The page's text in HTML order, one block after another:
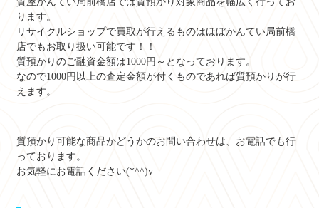
ります。
リサイクルショップで買取が行えるものはほぼかんてい局前橋
店でもお取り扱い可能です！！
質預かりのご融資金額は1000円～となっております。
なので1000円以上の査定金額が付くものであれば質預かりが行
えます。
質預かり可能な商品かどうかのお問い合わせは、お電話でも行
っております。
お気軽にお電話ください(*^^)v